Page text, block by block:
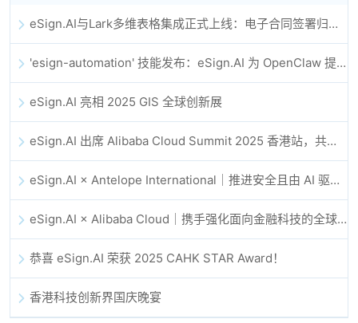
eSign.AI与Lark多维表格集成正式上线：电子合同签署归档全程自动化
'esign-automation' 技能发布：eSign.AI 为 OpenClaw 提供自动化电子签名能力
eSign.AI 亮相 2025 GIS 全球创新展
eSign.AI 出席 Alibaba Cloud Summit 2025 香港站，共同探讨 AI 驱动的云创新与数字信任未来
eSign.AI × Antelope International｜推进安全且由 AI 驱动的数字化工作流
eSign.AI × Alibaba Cloud｜携手强化面向金融科技的全球数字信任
恭喜 eSign.AI 荣获 2025 CAHK STAR Award！
香港科技创新界国庆晚宴